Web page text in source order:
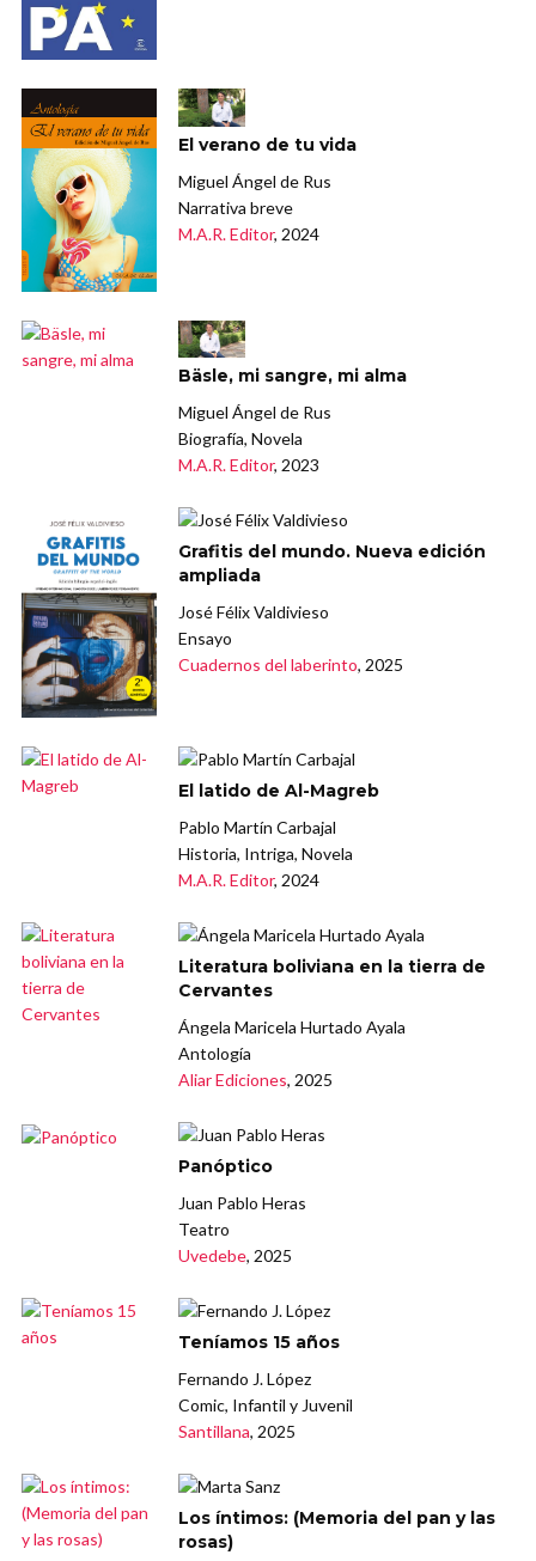
El verano de tu vida
Miguel Ángel de Rus
Narrativa breve
M.A.R. Editor, 2024
Bäsle, mi sangre, mi alma
Miguel Ángel de Rus
Biografía, Novela
M.A.R. Editor, 2023
Grafitis del mundo. Nueva edición
ampliada
José Félix Valdivieso
Ensayo
Cuadernos del laberinto, 2025
El latido de Al-Magreb
Pablo Martín Carbajal
Historia, Intriga, Novela
M.A.R. Editor, 2024
Literatura boliviana en la tierra de
Cervantes
Ángela Maricela Hurtado Ayala
Antología
Aliar Ediciones, 2025
Panóptico
Juan Pablo Heras
Teatro
Uvedebe, 2025
Teníamos 15 años
Fernando J. López
Comic, Infantil y Juvenil
Santillana, 2025
Los íntimos: (Memoria del pan y las
rosas)